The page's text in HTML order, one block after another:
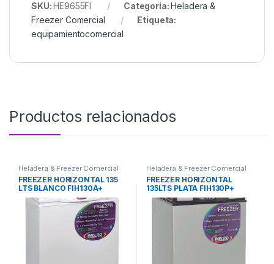
SKU:HE9655FI Categoría:Heladera &
Freezer Comercial
Etiqueta:
equipamientocomercial
Productos relacionados
Heladera & Freezer Comercial
FREEZER HORIZONTAL 135
LTS BLANCO FIH130A+
INELRO
Heladera & Freezer Comercial
FREEZER HORIZONTAL
135LTS PLATA FIH130P+
INELRO